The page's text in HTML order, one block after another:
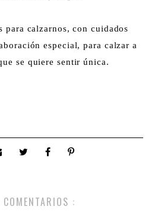
para calzarnos, con cuidados
especial, para calzar a
se quiere sentir única.
: